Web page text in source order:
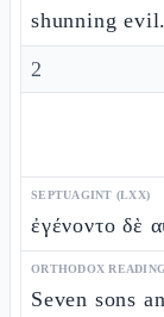
shunning evil.
2
SEPTUAGINT (LXX)
ἐγένοντο δὲ
ORTHODOX READING
Seven sons